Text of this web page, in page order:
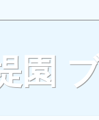
園